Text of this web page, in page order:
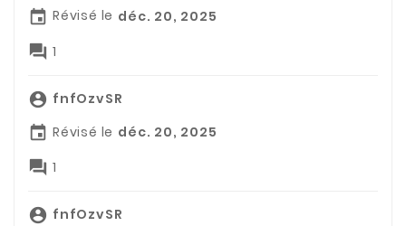
 Révisé le déc. 20, 2025
 1
 fnfOzvSR
 Révisé le déc. 20, 2025
 1
 fnfOzvSR